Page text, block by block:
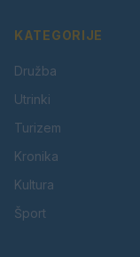
KATEGORIJE
Družba
Utrinki
Turizem
Kronika
Kultura
Šport